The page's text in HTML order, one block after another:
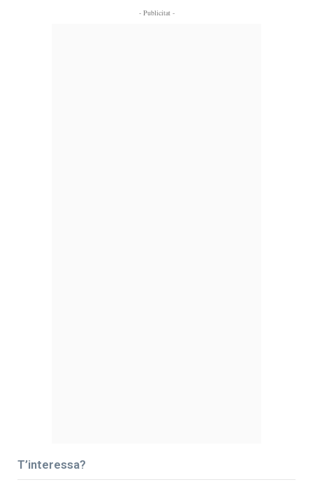
- Publicitat -
T’interessa?